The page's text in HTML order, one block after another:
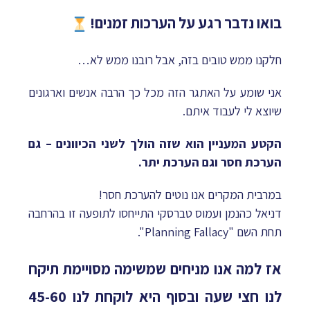
בואו נדבר רגע על הערכות זמנים!
חלקנו ממש טובים בזה, אבל רובנו ממש לא…
אני שומע על האתגר הזה מכל כך הרבה אנשים וארגונים
שיוצא לי לעבוד איתם.
הקטע המעניין הוא שזה הולך לשני הכיוונים – גם
הערכת חסר וגם הערכת יתר.
במרבית המקרים אנו נוטים להערכת חסר!
דניאל כהנמן ועמוס טברסקי התייחסו לתופעה זו בהרחבה
תחת השם "Planning Fallacy".
אז למה אנו מניחים שמשימה מסויימת תיקח
לנו חצי שעה ובסוף היא לוקחת לנו 45-60